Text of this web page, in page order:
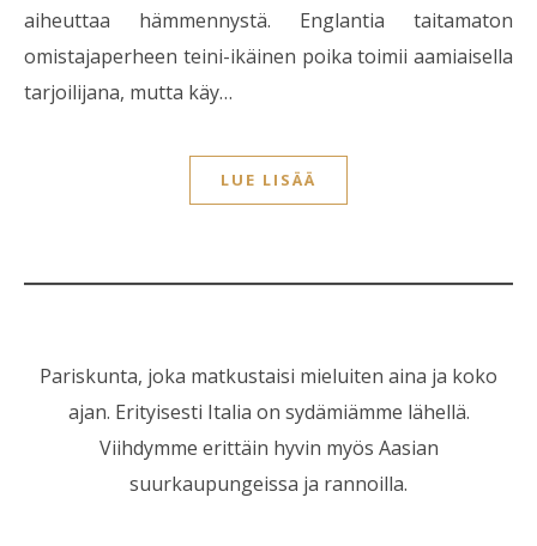
aiheuttaa hämmennystä. Englantia taitamaton
omistajaperheen teini-ikäinen poika toimii aamiaisella
tarjoilijana, mutta käy…
LUE LISÄÄ
Pariskunta, joka matkustaisi mieluiten aina ja koko
ajan. Erityisesti Italia on sydämiämme lähellä.
Viihdymme erittäin hyvin myös Aasian
suurkaupungeissa ja rannoilla.